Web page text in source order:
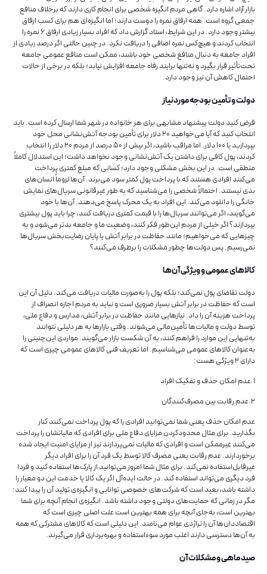
بازار آزاد اشاره دارد. گاهی مردم انگیزه شخصی برای انجام کاری دارند که برخلاف منافع
جمعی گروه است. همه ارفاق نمره را دوست دارند؛ اما انگیزه‌ای هم برای کسب ارفاق
بیشتر وجود دارد. در این شرایط، استاد گزارش داد که افراد بسیار زیادی ارفاق ۶ نمره را
انتخاب کردند و هیچ‌کس نمره اضافی را دریافت نکرد. در چنین حالتی اگر درصد زیادی از
افراد جامعه به دنبال منافع شخصی خود باشند، ممکن است منافع عمومی جامعه
تحت‌تأثیر قرار بگیرد و نه‌‌‌‌‌‌‌‌‌‌‌‌‌‌تنها برایند رفاه جامعه افزایش نیابد؛ بلکه در برخی از حالات
احتمال کاهش آن نیز وجود دارد.
دولت و تأمین بودجه موردنیاز
فرض کنید دولت پیشنهاد مشابهی برای هر خانواده در شهر شما ارسال کرده است. باید
انتخاب کنید که آیا می‌خواهید ۲۰ دلار برای تأمین بودجه آتش‌نشانی محل خود
بپردازید یا ۱۰۰ دلار. اما مراقب باشید، اگر بیش از ۵۰ درصد از مردم ۲۰ دلار را انتخاب
کردند، پول کافی برای داشتن یک آتش‌نشانی وجود نخواهد داشت؛ این استدلال کاملاً
منطقی است. در این بخش مشکلی وجود دارد؛ کسانی که مبلغ کمتری پرداخت
می‌کنند افرادی هستند که با پرداخت پول کمتر سود می‌برند. آن‌ها لزوماً انسان‌های
بدی نیستند. احتمالاً شخصی را می‌شناسید که به طور غیرقانونی سریال‌های نمایش
خانگی را دانلود می‌کند. این افراد به یک محرک پاسخ می‌دهند. آن‌ها با خود
می‌گویند، اگر می‌توانند سریال‌ها را با قیمت کمتری دریافت کنند، چرا باید پول بیشتری
بپردازند؟ اگر خیلی از مردم این‌طور فکر کنند، وضعیت ما و جامعه بدتر می‌شود و به
چیزهایی که می‌خواهیم؛ مانند حفاظت در برابر آتش یا پایان رضایت‌بخش سریال‌ها
نمی‌رسیم. پس دولت‌ها چطور مشکلات را برطرف می‌کنند؟
کالاهای عمومی و ویژگی آن‌ها
دولت تقاضای پول نمی‌‌‌‌‌‌‌‌‌‌‌‌‌‌کند؛ بلکه پول را به‌صورت مالیات دریافت می‌کند. دلیل آن این
است که حفاظت در برابر آتش بسیار ضروری است و نباید به مردم اجازه انصراف از
پرداخت هزینه آن را داد. نیازهایی مانند حفاظت در برابر آتش، مدارس و دفاع ملی،
توسط دولت و مالیات‌ها تأمین‌‌‌‌‌‌‌‌‌‌‌‌‌‌مالی می‌شوند. وقتی بازارها به هر دلیلی نتوانند
به‌تنهایی این موارد را فراهم کنند، به آن شکست بازار می‌گویند. مواردی این‌چنینی را
به‌عنوان کالاهای عمومی می‌‌‌‌‌‌‌‌‌‌‌‌‌‌شناسیم. اما تعریف فنی کالاهای عمومی چیزی است که
دارای ۲ ویژگی هست:
۱.عدم امکان حذف و تفکیک افراد
۲.عدم رقابت بین مصرف‌کنندگان
عدم امکان حذف یعنی شما نمی‌توانید افرادی را که پول پرداخت نمی‌کنند کنار
بگذارید. برای مثال محدودکردن مزایای دفاع ملی برای افرادی که مالیاتشان را پرداخت
می‌کنند غیرممکن است و افرادی که مالیات نمی‌پردازند نیز از مزایای امنیت ایجاد شده
برخوردارند. عدم رقابت یعنی مصرف کالا توسط یک فرد آن را برای افراد دیگر
غیرقابل‌استفاده نمی‌کند. برای مثال شما امروز می‌توانید از پارک‌ها استفاده کنید و فردا
فرد دیگری می‌تواند استفاده کند. در حالت ایده‌آل اگر یک کالا یا خدمت این دو معیار را
داشته باشد، بعید است که شرکت‌های خصوصی توانایی و انگیزه‌‌‌‌‌‌‌‌‌‌‌‌‌‌ی تولید آن را پیدا کنند:
مگر در زمانی که حمایت‌‌‌‌‌‌‌‌‌‌‌‌‌‌های دولتی وجود داشته باشد. انگیزه‌ی انجام آنچه برای شما
بهترین است، به‌جای آنچه برای همه بهترین است علت اصلی چیزی است که
اقتصاددان‌ها آن را تراژدی عوام می‌نامند. این دلیلی است که کالاهای مشترکی که همه
به آن‌ها دسترسی دارند اغلب مورد سوءاستفاده و بهره‌برداری قرار می‌گیرند.
صید ماهی و مشکلات آن